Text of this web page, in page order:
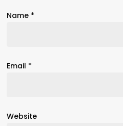
Name *
Email *
Website